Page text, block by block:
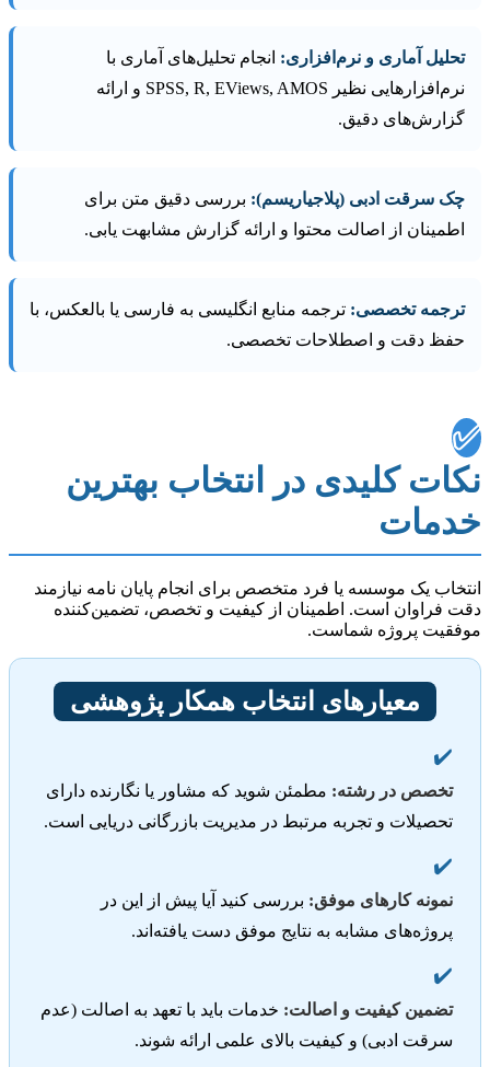
تحلیل آماری و نرم‌افزاری: انجام تحلیل‌های آماری با
نرم‌افزارهایی نظیر SPSS, R, EViews, AMOS و ارائه
گزارش‌های دقیق.
چک سرقت ادبی (پلاجیاریسم): بررسی دقیق متن برای
اطمینان از اصالت محتوا و ارائه گزارش مشابهت یابی.
ترجمه تخصصی: ترجمه منابع انگلیسی به فارسی یا بالعکس، با
حفظ دقت و اصطلاحات تخصصی.
✅
نکات کلیدی در انتخاب بهترین
خدمات
انتخاب یک موسسه یا فرد متخصص برای انجام پایان نامه نیازمند
دقت فراوان است. اطمینان از کیفیت و تخصص، تضمین‌کننده
موفقیت پروژه شماست.
معیارهای انتخاب همکار پژوهشی
✔️
تخصص در رشته: مطمئن شوید که مشاور یا نگارنده دارای
تحصیلات و تجربه مرتبط در مدیریت بازرگانی دریایی است.
✔️
نمونه کارهای موفق: بررسی کنید آیا پیش از این در
پروژه‌های مشابه به نتایج موفق دست یافته‌اند.
✔️
تضمین کیفیت و اصالت: خدمات باید با تعهد به اصالت (عدم
سرقت ادبی) و کیفیت بالای علمی ارائه شوند.